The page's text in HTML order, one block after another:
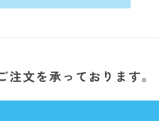
文を承っております。